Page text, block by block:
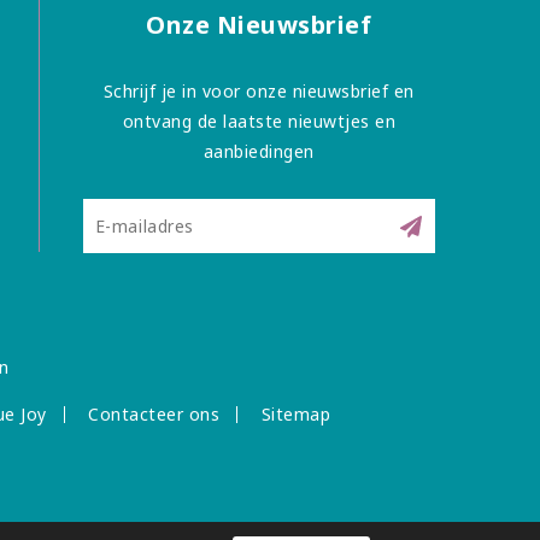
Onze Nieuwsbrief
Schrijf je in voor onze nieuwsbrief en
ontvang de laatste nieuwtjes en
aanbiedingen
Joy Contacteer ons Sitemap